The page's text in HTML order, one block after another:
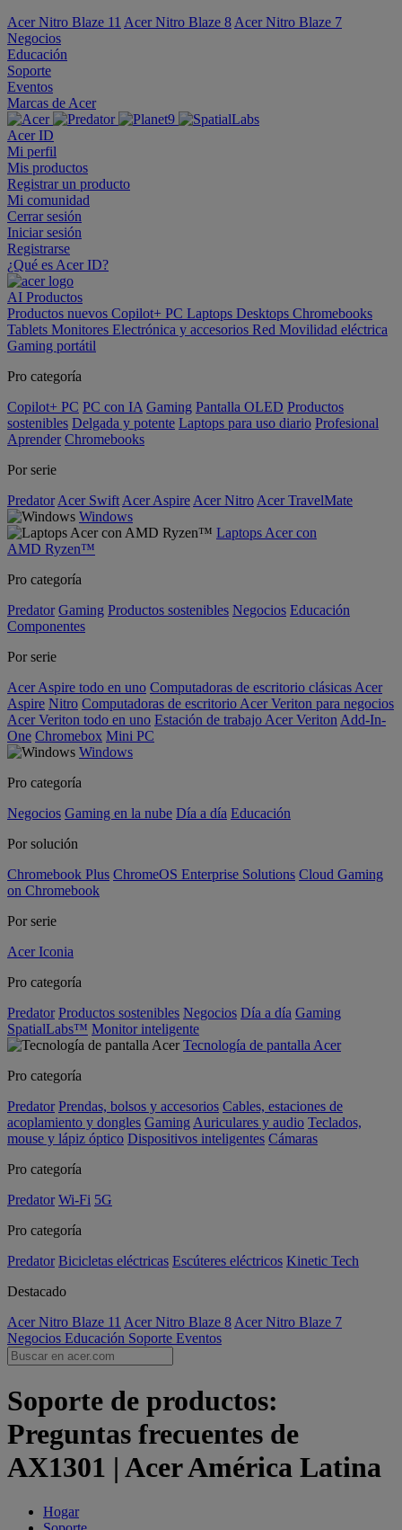
Acer Nitro Blaze 11 Acer Nitro Blaze 8 Acer Nitro Blaze 7
Negocios
Educación
Soporte
Eventos
Marcas de Acer
Acer ID
Mi perfil
Mis productos
Registrar un producto
Mi comunidad
Cerrar sesión
Iniciar sesión
Registrarse
¿Qué es Acer ID?
AI Productos
Productos nuevos Copilot+ PC Laptops Desktops Chromebooks
Tablets Monitores Electrónica y accesorios Red Movilidad eléctrica
Gaming portátil
Pro categoría
Copilot+ PC PC con IA Gaming Pantalla OLED Productos
sostenibles Delgada y potente Laptops para uso diario Profesional
Aprender Chromebooks
Por serie
Predator Acer Swift Acer Aspire Acer Nitro Acer TravelMate
Windows
Laptops Acer con
AMD Ryzen™
Pro categoría
Predator Gaming Productos sostenibles Negocios Educación
Componentes
Por serie
Acer Aspire todo en uno Computadoras de escritorio clásicas Acer
Aspire Nitro Computadoras de escritorio Acer Veriton para negocios
Acer Veriton todo en uno Estación de trabajo Acer Veriton Add-In-
One Chromebox Mini PC
Windows
Pro categoría
Negocios Gaming en la nube Día a día Educación
Por solución
Chromebook Plus ChromeOS Enterprise Solutions Cloud Gaming
on Chromebook
Por serie
Acer Iconia
Pro categoría
Predator Productos sostenibles Negocios Día a día Gaming
SpatialLabs™ Monitor inteligente
Tecnología de pantalla Acer
Pro categoría
Predator Prendas, bolsos y accesorios Cables, estaciones de
acoplamiento y dongles Gaming Auriculares y audio Teclados,
mouse y lápiz óptico Dispositivos inteligentes Cámaras
Pro categoría
Predator Wi-Fi 5G
Pro categoría
Predator Bicicletas eléctricas Escúteres eléctricos Kinetic Tech
Destacado
Acer Nitro Blaze 11 Acer Nitro Blaze 8 Acer Nitro Blaze 7
Negocios Educación Soporte Eventos
Soporte de productos:
Preguntas frecuentes de
AX1301 | Acer América Latina
Hogar